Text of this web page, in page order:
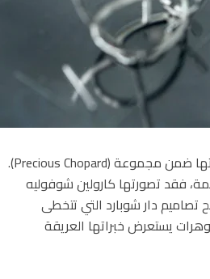
ضمن إطار فعاليات ‘أسبوع الموضة في باريس’ تقدم شوبارد أحدث إبداعاتها ضمن مجموعة (Precious Chopard).
فقد تصورتها كارولين شوفوليه
تصاميم دار شوبارد التي تتخطى
يستعرض خبراتها العريقة